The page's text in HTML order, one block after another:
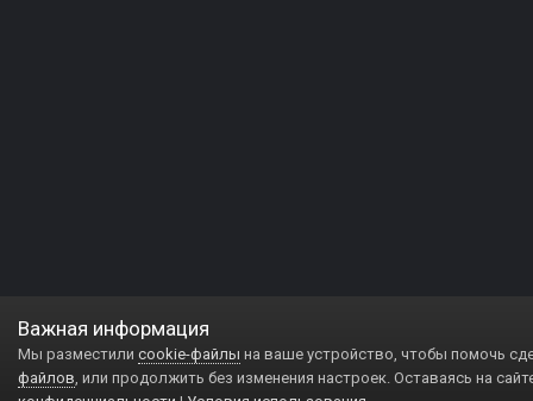
Важная информация
Мы разместили cookie-файлы на ваше устройство, чтобы помочь
файлов, или продолжить без изменения настроек. Оставаясь на